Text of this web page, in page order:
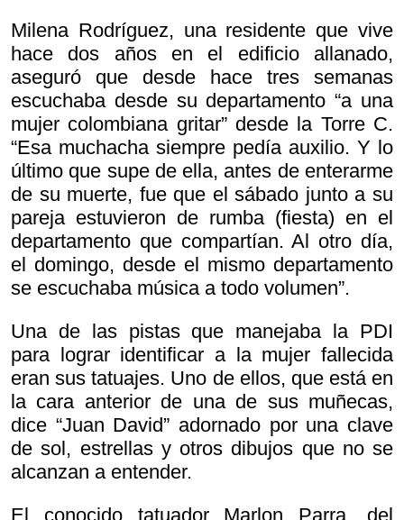
Milena Rodríguez, una residente que vive
hace dos años en el edificio allanado,
aseguró que desde hace tres semanas
escuchaba desde su departamento “a una
mujer colombiana gritar” desde la Torre C.
“Esa muchacha siempre pedía auxilio. Y lo
último que supe de ella, antes de enterarme
de su muerte, fue que el sábado junto a su
pareja estuvieron de rumba (fiesta) en el
departamento que compartían. Al otro día,
el domingo, desde el mismo departamento
se escuchaba música a todo volumen”.
Una de las pistas que manejaba la PDI
para lograr identificar a la mujer fallecida
eran sus tatuajes. Uno de ellos, que está en
la cara anterior de una de sus muñecas,
dice “Juan David” adornado por una clave
de sol, estrellas y otros dibujos que no se
alcanzan a entender.
El conocido tatuador Marlon Parra, del